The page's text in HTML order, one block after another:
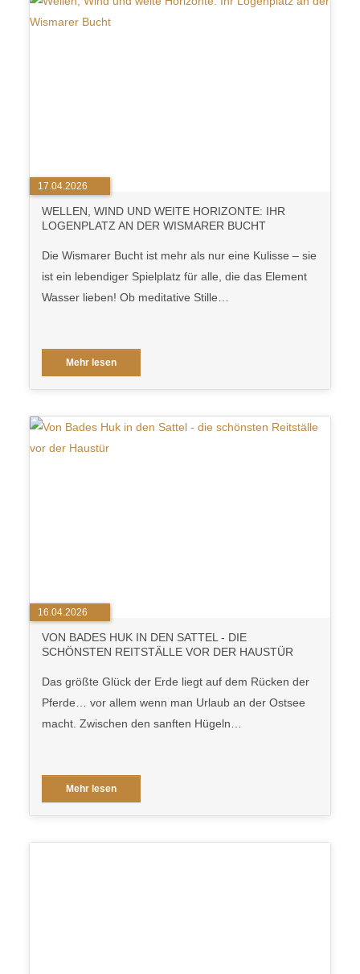
17.04.2026
WELLEN, WIND UND WEITE HORIZONTE: IHR
LOGENPLATZ AN DER WISMARER BUCHT
Die Wismarer Bucht ist mehr als nur eine Kulisse – sie
ist ein lebendiger Spielplatz für alle, die das Element
Wasser lieben! Ob meditative Stille…
Mehr lesen
16.04.2026
VON BADES HUK IN DEN SATTEL - DIE
SCHÖNSTEN REITSTÄLLE VOR DER HAUSTÜR
Das größte Glück der Erde liegt auf dem Rücken der
Pferde… vor allem wenn man Urlaub an der Ostsee
macht. Zwischen den sanften Hügeln…
Mehr lesen